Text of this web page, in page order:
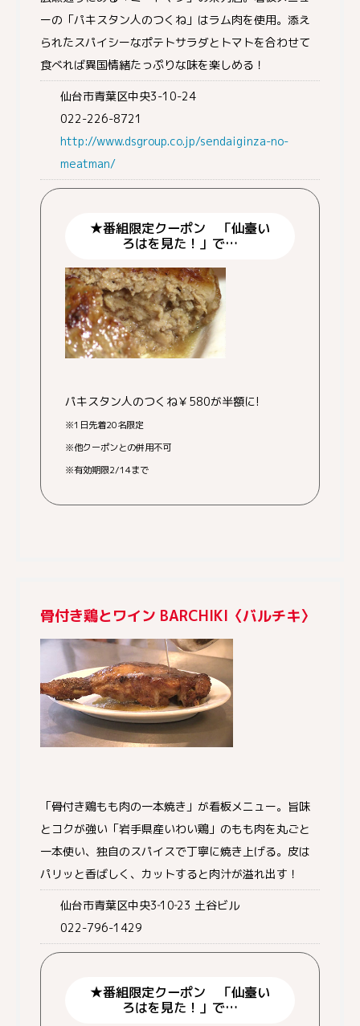
ーの「パキスタン人のつくね」はラム肉を使用。添え
られたスパイシーなポテトサラダとトマトを合わせて
食べれば異国情緒たっぷりな味を楽しめる！
仙台市青葉区中央3-10-24
022-226-8721
http://www.dsgroup.co.jp/sendaiginza-no-
meatman/
★番組限定クーポン 「仙臺い
ろはを見た！」で…
パキスタン人のつくね￥580が半額に!
※1日先着20名限定
※他クーポンとの併用不可
※有効期限2/14まで
骨付き鶏とワイン BARCHIKI〈バルチキ〉
「骨付き鶏もも肉の一本焼き」が看板メニュー。旨味
とコクが強い「岩手県産いわい鶏」のもも肉を丸ごと
一本使い、独自のスパイスで丁寧に焼き上げる。皮は
パリッと香ばしく、カットすると肉汁が溢れ出す！
仙台市青葉区中央3‐10‐23 土谷ビル
022-796-1429
★番組限定クーポン 「仙臺い
ろはを見た！」で…